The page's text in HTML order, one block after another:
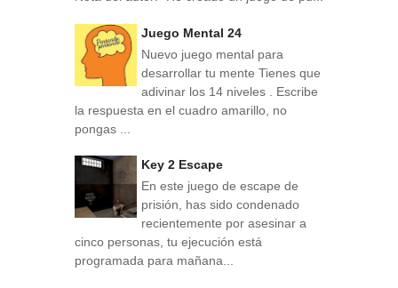
Juego Mental 24
Nuevo juego mental para
desarrollar tu mente Tienes que
adivinar los 14 niveles . Escribe
la respuesta en el cuadro amarillo, no
pongas ...
Key 2 Escape
En este juego de escape de
prisión, has sido condenado
recientemente por asesinar a
cinco personas, tu ejecución está
programada para mañana...